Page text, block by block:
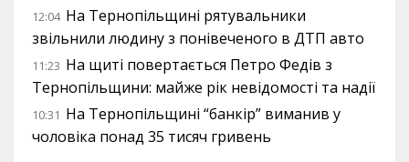
12:04 На Тернопільщині рятувальники
звільнили людину з понівеченого в ДТП авто
11:23 На щиті повертається Петро Федів з
Тернопільщини: майже рік невідомості та надії
10:31 На Тернопільщині “банкір” виманив у
чоловіка понад 35 тисяч гривень